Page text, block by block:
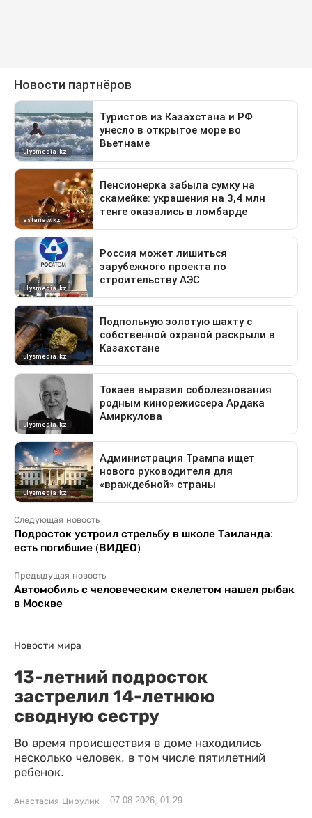
Следующая новость
Подросток устроил стрельбу в школе Таиланда:
есть погибшие (ВИДЕО)
Предыдущая новость
Автомобиль с человеческим скелетом нашел рыбак
в Москве
Новости мира
13-летний подросток
застрелил 14-летнюю
сводную сестру
Во время происшествия в доме находились
несколько человек, в том числе пятилетний
ребенок.
Анастасия Цирулик 07.08.2026, 01:29